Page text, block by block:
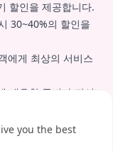
할인을 제공합니다.
30~40%의 할인을
에게 최상의 서비스
대응할 준비가 되어
한 단계 더 발전시
you the best